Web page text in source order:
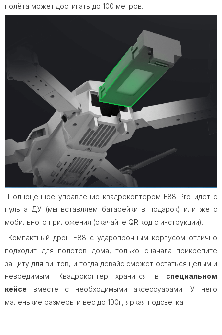
полёта может достигать до 100 метров.
Полноценное управление квадрокоптером E88 Pro идет с
пульта ДУ (мы вставляем батарейки в подарок) или же с
мобильного приложения (скачайте QR код с инструкции).
Компактный дрон E88 с ударопрочным корпусом отлично
подходит для полетов дома, только сначала прикрепите
защиту для винтов, и тогда девайс сможет остаться целым и
невредимым. Квадрокоптер хранится в специальном
кейсе вместе с необходимыми аксессуарами. У него
маленькие размеры и вес до 100г, яркая подсветка.